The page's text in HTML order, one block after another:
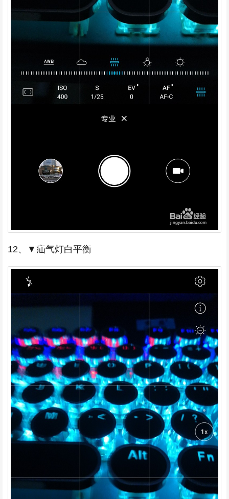
12、▼疝气灯白平衡